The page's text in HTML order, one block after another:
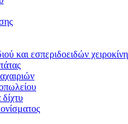
και εσπεριδοειδών